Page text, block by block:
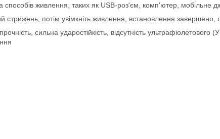
способів живлення, таких як USB-роз'єм, комп'ютер, мобільне
потім увімкніть живлення, встановлення завершено,
сильна ударостійкість, відсутність